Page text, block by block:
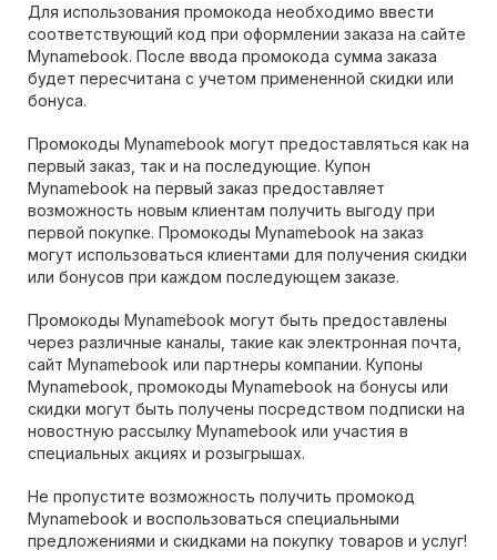
Для использования промокода необходимо ввести
соответствующий код при оформлении заказа на сайте
Mynamebook. После ввода промокода сумма заказа
будет пересчитана с учетом примененной скидки или
бонуса.
Промокоды Mynamebook могут предоставляться как на
первый заказ, так и на последующие. Купон
Mynamebook на первый заказ предоставляет
возможность новым клиентам получить выгоду при
первой покупке. Промокоды Mynamebook на заказ
могут использоваться клиентами для получения скидки
или бонусов при каждом последующем заказе.
Промокоды Mynamebook могут быть предоставлены
через различные каналы, такие как электронная почта,
сайт Mynamebook или партнеры компании. Купоны
Mynamebook, промокоды Mynamebook на бонусы или
скидки могут быть получены посредством подписки на
новостную рассылку Mynamebook или участия в
специальных акциях и розыгрышах.
Не пропустите возможность получить промокод
Mynamebook и воспользоваться специальными
предложениями и скидками на покупку товаров и услуг!